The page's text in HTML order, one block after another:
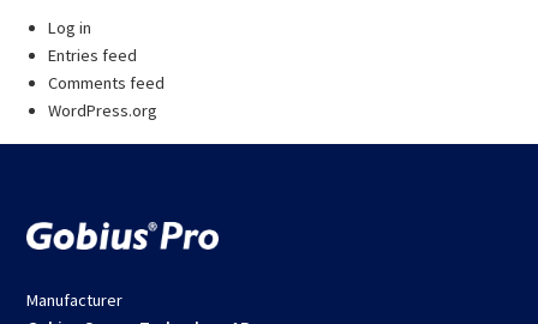
Log in
Entries feed
Comments feed
WordPress.org
Manufacturer